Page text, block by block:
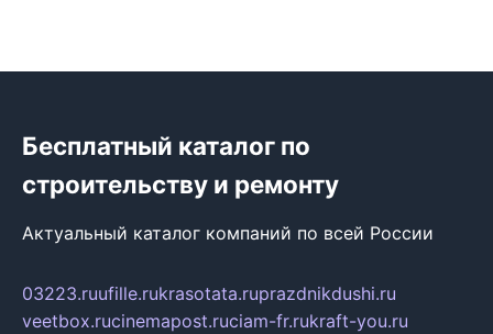
Бесплатный каталог по
строительству и ремонту
Актуальный каталог компаний по всей России
03223.ruufille.rukrasotata.ruprazdnikdushi.ru
veetbox.rucinemapost.ruciam-fr.rukraft-you.ru